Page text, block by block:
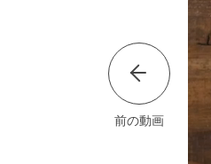
前の動画